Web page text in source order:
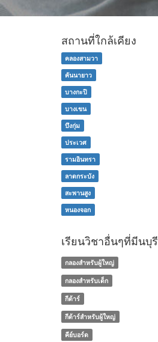
สถานที่ใกล้เคียง
คลองสามวา
คันนายาว
บางกะปิ
บางเขน
บึงกุ่ม
ประเวศ
รามอินทรา
ลาดกระบัง
สะพานสูง
หนองจอก
เรียนวิชาอื่นๆที่มีนบุรี
กลองสำหรับผู้ใหญ่
กลองสำหรับเด็ก
กีต้าร์
กีต้าร์สำหรับผู้ใหญ่
คีย์บอร์ด